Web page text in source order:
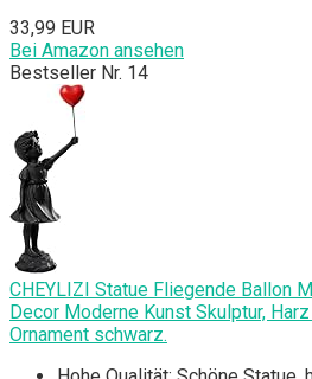
33,99 EUR
Bei Amazon ansehen
Bestseller Nr. 14
CHEYLIZI Statue Fliegende Ballon
Decor Moderne Kunst Skulptur,
Ornament schwarz.